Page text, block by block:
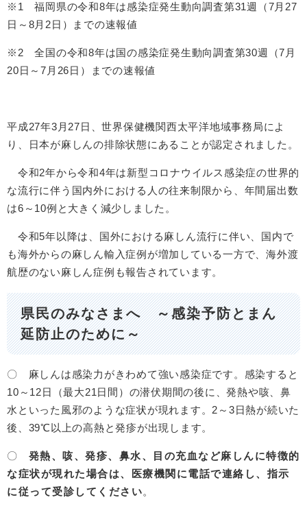
※1 福岡県の令和8年は感染症発生動向調査第31週（7月27
日～8月2日）までの速報値
※2 全国の令和8年は国の感染症発生動向調査第30週（7月
20日～7月26日）までの速報値
平成27年3月27日、世界保健機関西太平洋地域事務局によ
り、日本が麻しんの排除状態にあることが認定されました。
令和2年から令和4年は新型コロナウイルス感染症の世界的
な流行に伴う国内外における人の往来制限から、年間届出数
は6～10例と大きく減少しました。
令和5年以降は、国外における麻しん流行に伴い、国内で
も海外からの麻しん輸入症例が増加している一方で、海外渡
航歴のない麻しん症例も報告されています。
県民のみなさまへ ～感染予防とまん
延防止のために​～
〇 麻しんは感染力がきわめて強い感染症です。感染すると
10～12日（最大21日間）の潜伏期間の後に、発熱や咳、鼻
水といった風邪のような症状が現れます。2～3日熱が続いた
後、39℃以上の高熱と発疹が出現します。
〇 発熱、咳、発疹、鼻水、目の充血など麻しんに特徴的
な症状が現れた場合は、医療機関に電話で連絡し、指示
に従って受診してください。